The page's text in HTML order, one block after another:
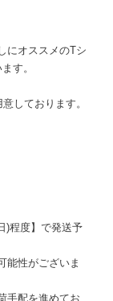
にオススメのTシ
す。
しております。
)程度】で発送予
能性がございま
手配を進めてお